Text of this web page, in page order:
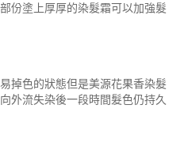
份塗上厚厚的染髮霜可以加強髮
掉色的狀態但是美源花果香染髮
外流失染後一段時間髮色仍持久